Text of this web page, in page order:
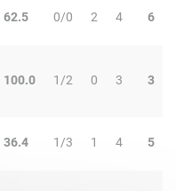
62.5 0/0 2 4 6
100.0 1/2 0 3 3
36.4 1/3 1 4 5